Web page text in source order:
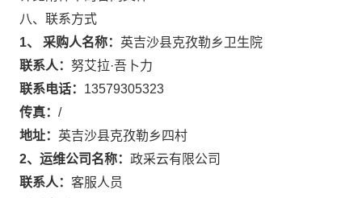
八、联系方式
1、 采购人名称： 英吉沙县克孜勒乡卫生院
联系人： 努艾拉·吾卜力
联系电话： 13579305323
传真： /
地址： 英吉沙县克孜勒乡四村
2、运维公司名称： 政采云有限公司
联系人： 客服人员